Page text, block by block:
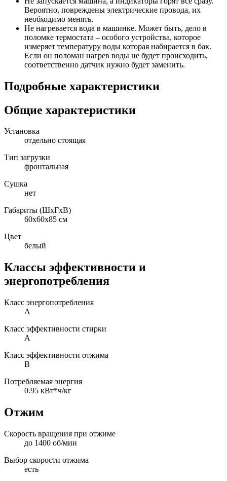
Вероятно, повреждены электрические провода, их
необходимо менять.
Не нагревается вода в машинке. Может быть, дело в
поломке термостата – особого устройства, которое
измеряет температуру воды которая набирается в бак.
Если он поломан нагрев воды не будет происходить,
соответственно датчик нужно будет заменить.
Подробные характеристики
Общие характеристики
Установка
отдельно стоящая
Тип загрузки
фронтальная
Сушка
нет
Габариты (ШxГxВ)
60x60x85 см
Цвет
белый
Классы эффективности и
энергопотребления
Класс энергопотребления
A
Класс эффективности стирки
A
Класс эффективности отжима
B
Потребляемая энергия
0.95 кВт*ч/кг
Отжим
Скорость вращения при отжиме
до 1400 об/мин
Выбор скорости отжима
есть